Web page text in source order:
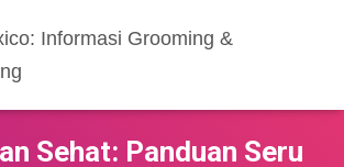
Informasi Grooming &
Sehat: Panduan Seru